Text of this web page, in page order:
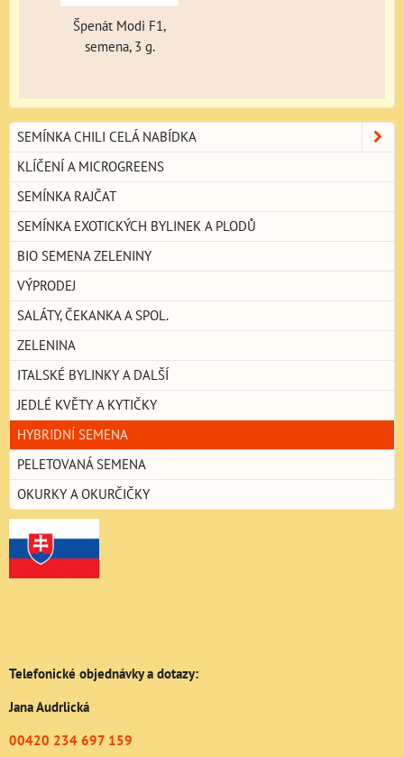
Špenát Modi F1,
semena, 3 g.
SEMÍNKA CHILI CELÁ NABÍDKA
KLÍČENÍ A MICROGREENS
SEMÍNKA RAJČAT
SEMÍNKA EXOTICKÝCH BYLINEK A PLODŮ
BIO SEMENA ZELENINY
VÝPRODEJ
SALÁTY, ČEKANKA A SPOL.
ZELENINA
ITALSKÉ BYLINKY A DALŠÍ
JEDLÉ KVĚTY A KYTIČKY
HYBRIDNÍ SEMENA
PELETOVANÁ SEMENA
OKURKY A OKURČIČKY
Telefonické objednávky a dotazy:
Jana Audrlická
00420 234 697 159